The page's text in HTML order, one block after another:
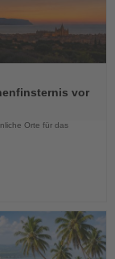
vor
Orte für das